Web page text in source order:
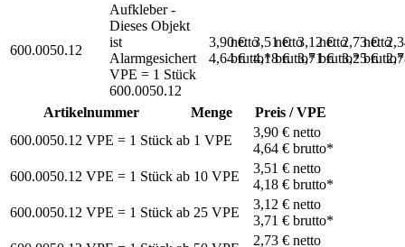
600.0050.12
Aufkleber -
Dieses Objekt
ist
Alarmgesichert
VPE = 1 Stück
600.0050.12
3,90 €
netto
4,64 €brutto*
3,51 €
netto
4,18 €brutto*
3,12 €
netto
3,71 €brutto*
2,73 €
netto
3,25 €brutto*
Artikelnummer Menge
Preis / VPE
600.0050.12 VPE = 1 Stück ab 1 VPE
3,90 €netto
4,64 €brutto*
600.0050.12 VPE = 1 Stück ab 10 VPE
3,51 €netto
4,18 €brutto*
600.0050.12 VPE = 1 Stück ab 25 VPE
3,12 €netto
3,71 €brutto*
2,73 €netto